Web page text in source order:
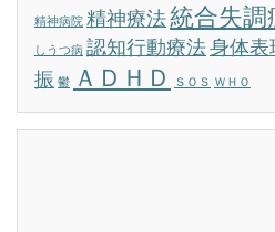
精神病院 精神療法統合失調
しうつ病 認知行動療法身体表
振 鬱 ＡＤＨＤ ＳＯＳ ＷＨＯ